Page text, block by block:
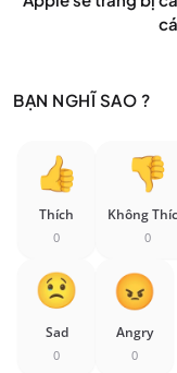
BẠN NGHĨ SAO ?
Thích
0
Không
0
Sad
0
Angry
0